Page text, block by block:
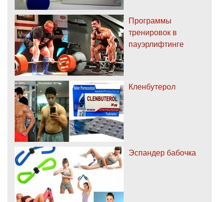
Программы
тренировок в
пауэрлифтинге
Кленбутерол
Эспандер бабочка